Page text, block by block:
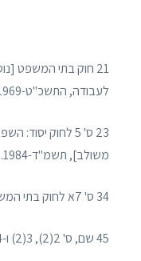
לעבודה, התשכ"ט-1969
משולב], תשמ"ד-1984.
34 ס' 7א לחוק בתי המשפט [נוסח משולב], תשמ"ד-1984.
45 שם, ס' 2(2), 3(2) ו-4.